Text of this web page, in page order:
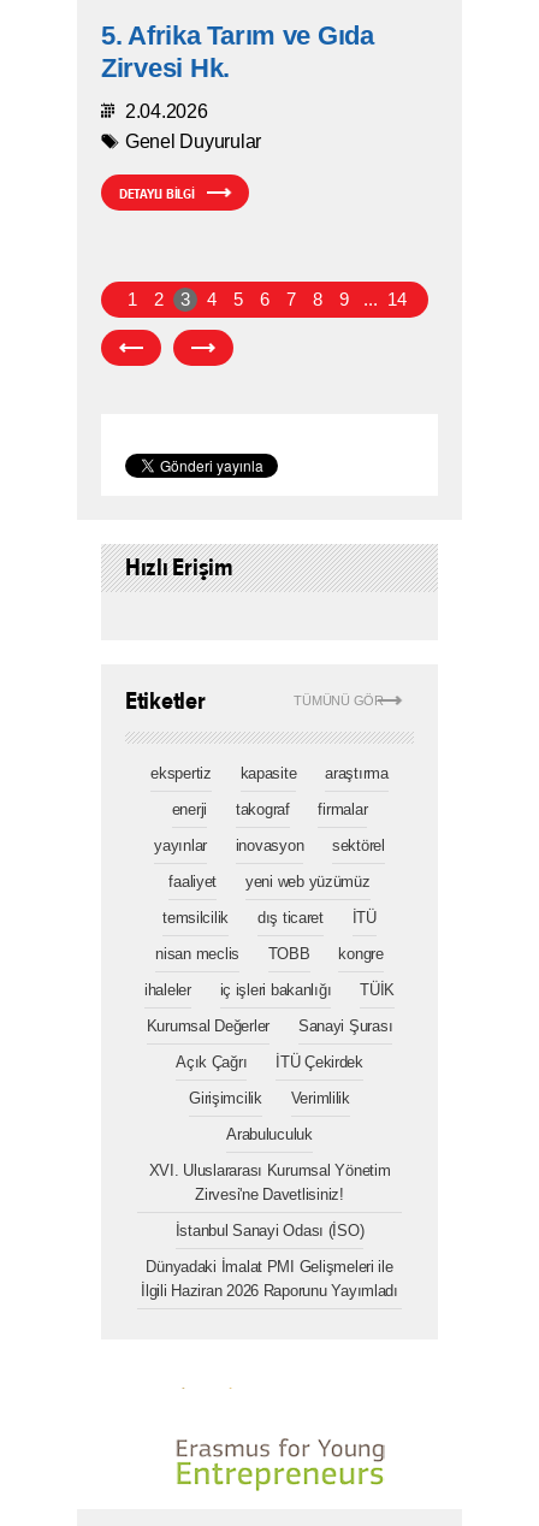
5. Afrika Tarım ve Gıda
Zirvesi Hk.
2.04.2026
Genel Duyurular
DETAYLI BİLGİ
1 2 3 4 5 6 7 8 9 ... 14
Hızlı Erişim
TÜMÜNÜ GÖR
Etiketler
ekspertiz kapasite
araştırma
enerji
takograf
firmalar
yayınlar
inovasyon
sektörel
faaliyet
yeni web yüzümüz
temsilcilik
dış ticaret
İTÜ
nisan meclis
TOBB
kongre
ihaleler
iç işleri bakanlığı
TÜİK
Kurumsal Değerler
Sanayi Şurası
Açık Çağrı
İTÜ Çekirdek
Girişimcilik
Verimlilik
Arabuluculuk
XVI. Uluslararası Kurumsal Yönetim
Zirvesi'ne Davetlisiniz!
İstanbul Sanayi Odası (İSO)
Dünyadaki İmalat PMI Gelişmeleri ile
İlgili Haziran 2026 Raporunu Yayımladı